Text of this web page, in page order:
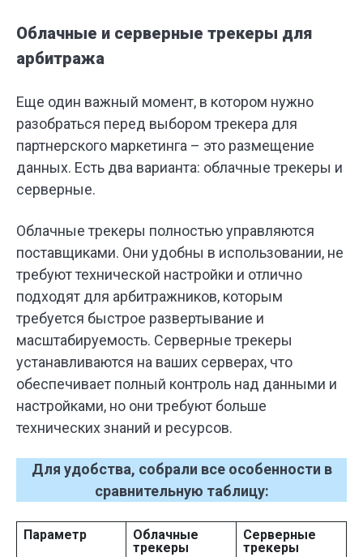
Облачные и серверные трекеры для
арбитража
Еще один важный момент, в котором нужно
разобраться перед выбором трекера для
партнерского маркетинга – это размещение
данных. Есть два варианта: облачные трекеры и
серверные.
Облачные трекеры полностью управляются
поставщиками. Они удобны в использовании, не
требуют технической настройки и отлично
подходят для арбитражников, которым
требуется быстрое развертывание и
масштабируемость. Серверные трекеры
устанавливаются на ваших серверах, что
обеспечивает полный контроль над данными и
настройками, но они требуют больше
технических знаний и ресурсов.
Для удобства, собрали все особенности в
сравнительную таблицу:
Параметр
Облачные
трекеры
Серверные
трекеры